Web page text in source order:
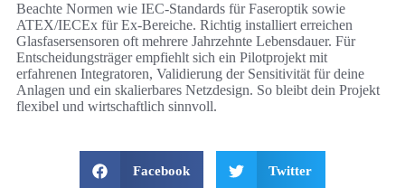
Beachte Normen wie IEC-Standards für Faseroptik sowie
ATEX/IECEx für Ex-Bereiche. Richtig installiert erreichen
Glasfasersensoren oft mehrere Jahrzehnte Lebensdauer. Für
Entscheidungsträger empfiehlt sich ein Pilotprojekt mit
erfahrenen Integratoren, Validierung der Sensitivität für deine
Anlagen und ein skalierbares Netzdesign. So bleibt dein Projekt
flexibel und wirtschaftlich sinnvoll.
Facebook Twitter